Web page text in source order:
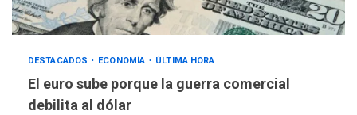
DESTACADOS ECONOMÍA ÚLTIMA HORA
El euro sube porque la guerra comercial
debilita al dólar